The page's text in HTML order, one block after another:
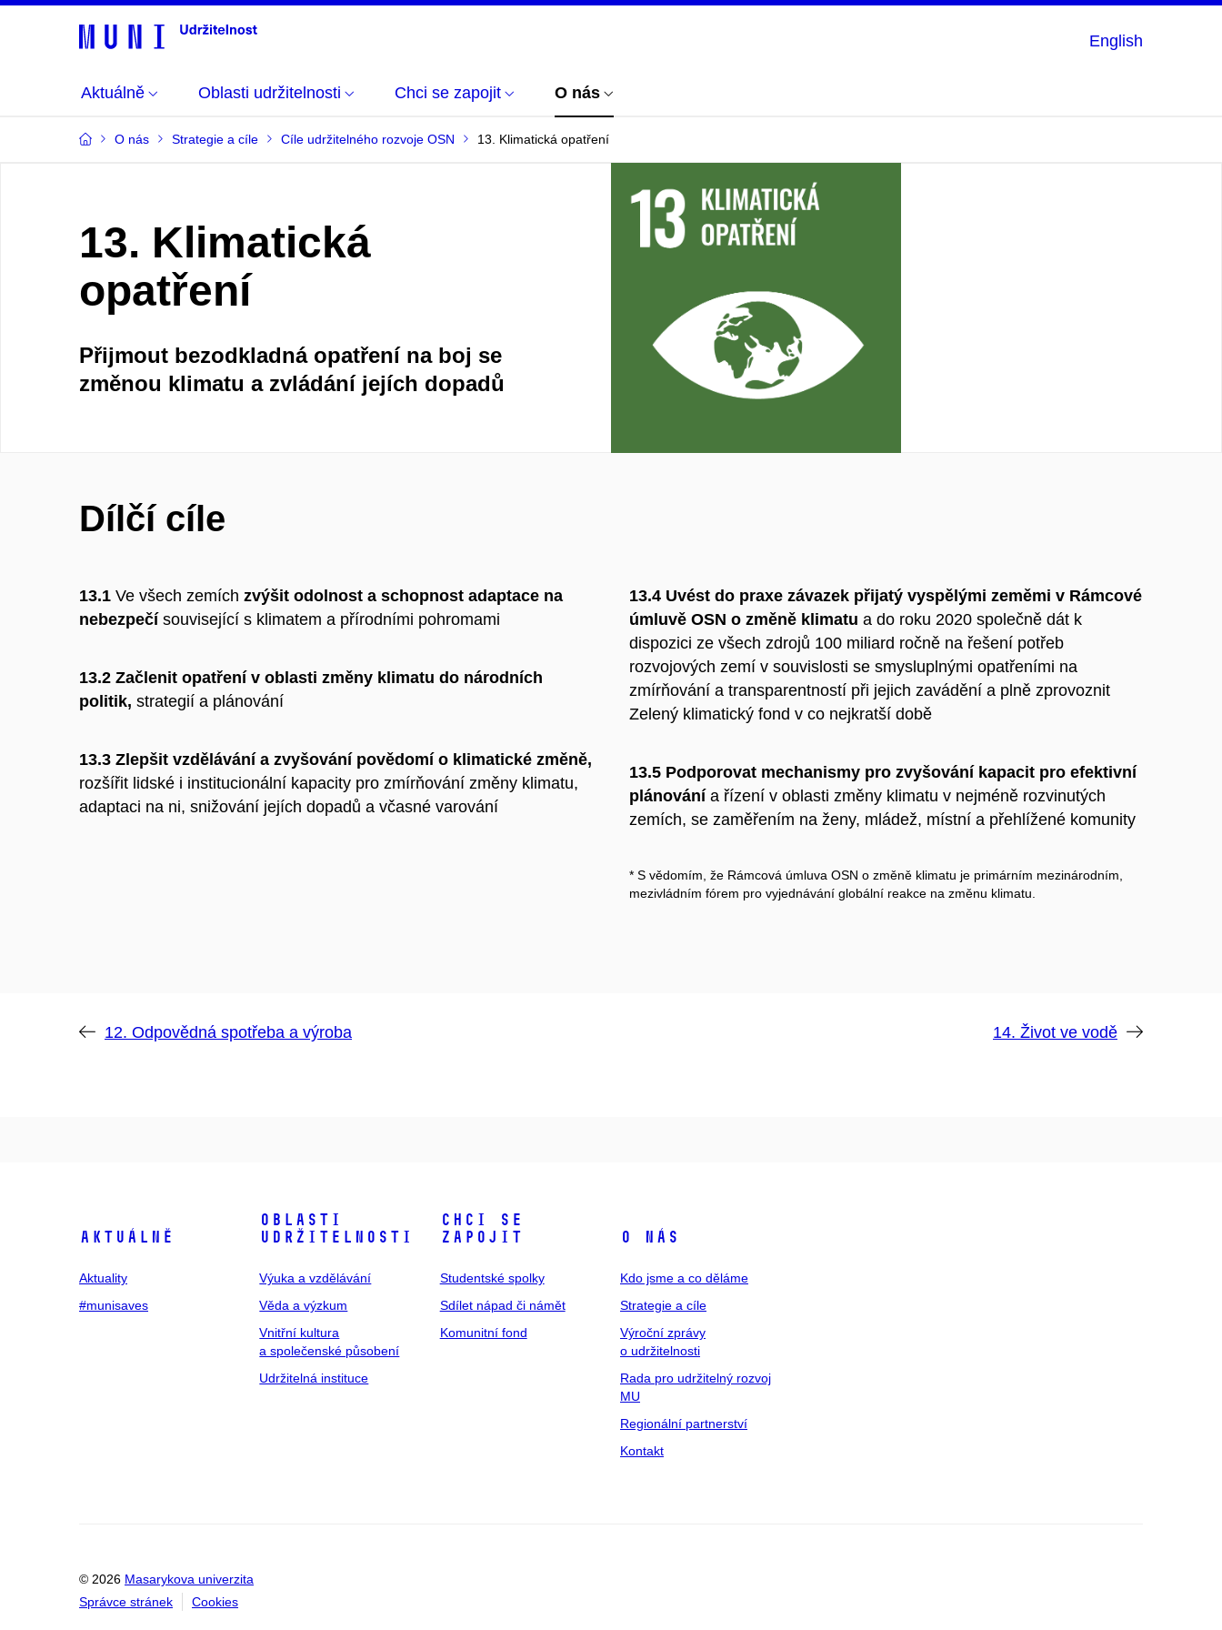
English
Aktuálně Oblasti udržitelnosti Chci se zapojit O nás
O nás Strategie a cíle Cíle udržitelného rozvoje OSN 13. Klimatická opatření
13. Klimatická
opatření
Přijmout bezodkladná opatření na boj se
změnou klimatu a zvládání jejích dopadů
Dílčí cíle
13.1 Ve všech zemích zvýšit odolnost a schopnost adaptace na
nebezpečí související s klimatem a přírodními pohromami
13.2 Začlenit opatření v oblasti změny klimatu do národních
politik, strategií a plánování
13.3 Zlepšit vzdělávání a zvyšování povědomí o klimatické změně,
rozšířit lidské i institucionální kapacity pro zmírňování změny klimatu,
adaptaci na ni, snižování jejích dopadů a včasné varování
13.4 Uvést do praxe závazek přijatý vyspělými zeměmi v Rámcové
úmluvě OSN o změně klimatu a do roku 2020 společně dát k
dispozici ze všech zdrojů 100 miliard ročně na řešení potřeb
rozvojových zemí v souvislosti se smysluplnými opatřeními na
zmírňování a transparentností při jejich zavádění a plně zprovoznit
Zelený klimatický fond v co nejkratší době
13.5 Podporovat mechanismy pro zvyšování kapacit pro efektivní
plánovánía řízení v oblasti změny klimatu v nejméně rozvinutých
zemích, se zaměřením na ženy, mládež, místní a přehlížené komunity
* S vědomím, že Rámcová úmluva OSN o změně klimatu je primárním mezinárodním,
mezivládním fórem pro vyjednávání globální reakce na změnu klimatu.
12. Odpovědná spotřeba a výroba 14. Život ve vodě
Aktuálně
Aktuality
#munisaves
Oblasti
udržitelnosti
Výuka a vzdělávání
Věda a výzkum
Vnitřní kultura
a společenské působení
Udržitelná instituce
Chci se
zapojit
Studentské spolky
Sdílet nápad či námět
Komunitní fond
O nás
Kdo jsme a co děláme
Strategie a cíle
Výroční zprávy
o udržitelnosti
Rada pro udržitelný rozvoj
MU
Regionální partnerství
Kontakt
© 2026 Masarykova univerzita
Správce stránek
Cookies